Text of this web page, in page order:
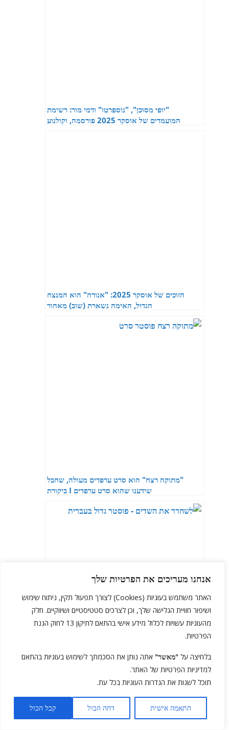
אנחנו מעריכים את הפרטיות שלך
האתר משתמש בעוגיות (Cookies) לצורך תפעול תקין, ניתוח שימוש
ושיפור חוויית הגלישה שלך, וכן לצרכים סטטיסטיים ושיווקיים. חלק
מהעוגיות עשויות לכלול מידע אישי בהתאם לתיקון 13 לחוק הגנת
הפרטיות.
בלחיצה על "מאשר" אתה נותן את הסכמתך לשימוש בעוגיות בהתאם
למדיניות הפרטיות של האתר.
תוכל לשנות את הגדרות העוגיות בכל עת.
התאמה אישית דחה הכול קבל הכול
"יופי מסוכן", "נוספרטו" ודמי מור: רשימת
המועמדים של אוסקר 2025 פורסמה, וקולנוע
הזוכים של אוסקר 2025: "אנורה" הוא המנצח
הגדול, האימה נשארת (שוב) מאחור
"מתוקה רצח" הוא סרט ערפדים מעולה, שחבל
שידענו שהוא סרט ערפדים I ביקורת
"לשחרר את השדים": סרט ביכורים סביר ומבולגן
מאוד של המבקר ההוא מהיוטיוב I ביקורת